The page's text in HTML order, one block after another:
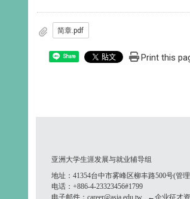
简章.pdf
Share Print this
亚洲大学生涯发展与就业辅导组
地址：41354台中市雾峰区柳丰路500号(管
电话：+886-4-23323456#1799
电子邮件：career@asia.edu.tw ←企业征才